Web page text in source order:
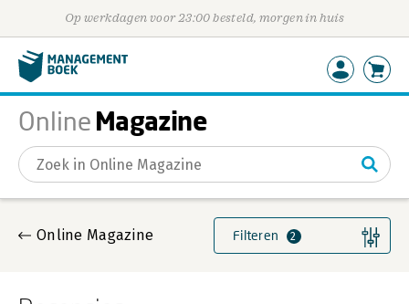
Op werkdagen voor 23:00 besteld, morgen in huis
Online Magazine
Gevonden artikelen
Online Magazine Filteren 2